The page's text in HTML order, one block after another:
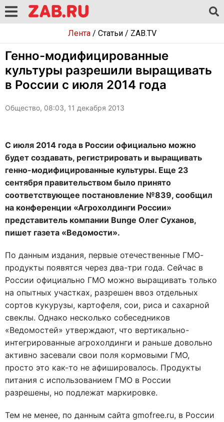
Лента/ Статьи/ ZAB.TV
Генно-модифицированные
культуры разрешили выращивать
в России с июля 2014 года
Общество, 08:03, 11 декабря 2013
С июля 2014 года в России официально можно
будет создавать, регистрировать и выращивать
генно-модифицированные культуры. Еще 23
сентября правительством было принято
соответствующее постановление №839, сообщил
на конференции «Агрохолдинги России»
представитель компании Bunge Олег Суханов,
пишет газета «Ведомости».
По данным издания, первые отечественные ГМО-
продукты появятся через два-три года. Сейчас в
России официально ГМО можно выращивать только
на опытных участках, разрешен ввоз отдельных
сортов кукурузы, картофеля, сои, риса и сахарной
свеклы. Однако несколько собеседников
«Ведомостей» утверждают, что вертикально-
интегрированные агрохолдинги и раньше довольно
активно засевали свои поля кормовыми ГМО,
просто это как-то не афишировалось. Продукты
питания с использованием ГМО в России
разрешены, но подлежат маркировке.
Тем не менее, по данным сайта gmofree.ru, в России